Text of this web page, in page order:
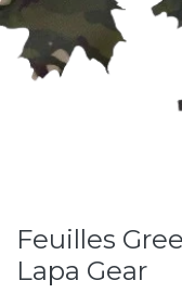
Feuilles
Lapa Gear